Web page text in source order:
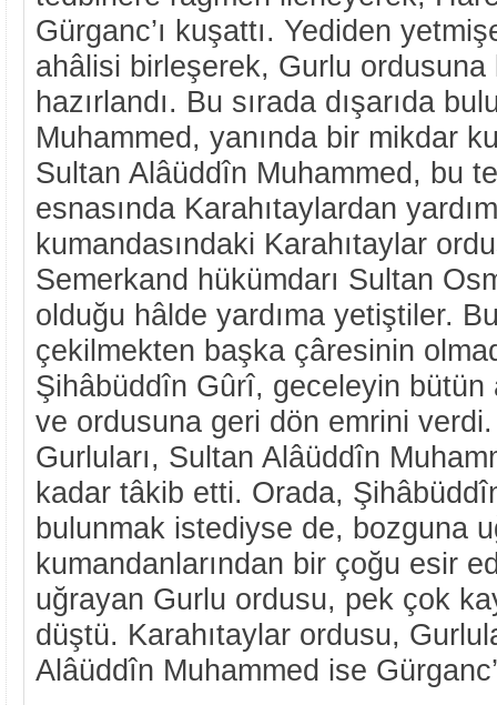
Gürganc’ı kuşattı. Yediden
ahâlisi birleşerek, Gurlu ordusuna
hazırlandı. Bu sırada dışarıda
Muhammed, yanında bir mikdar
Sultan Alâüddîn Muhammed, bu
esnasında Karahıtaylardan
kumandasındaki Karahıtaylar
Semerkand hükümdarı Sultan
olduğu hâlde yardıma yetiştiler.
çekilmekten başka çâresinin
Şihâbüddîn Gûrî, geceleyin bütün
ve ordusuna geri dön emrini
Gurluları, Sultan Alâüddîn
kadar tâkib etti. Orada,
bulunmak istediyse de, bozguna
kumandanlarından bir çoğu esir
uğrayan Gurlu ordusu, pek çok
düştü. Karahıtaylar ordusu,
Alâüddîn Muhammed ise